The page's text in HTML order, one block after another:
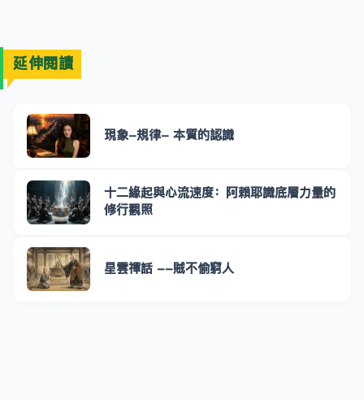
延伸閱讀
現象-規律- 本質的認識
十二緣起與心流速度：阿賴耶識底層力量的
修行觀照
星雲禪話 --賊不偷窮人